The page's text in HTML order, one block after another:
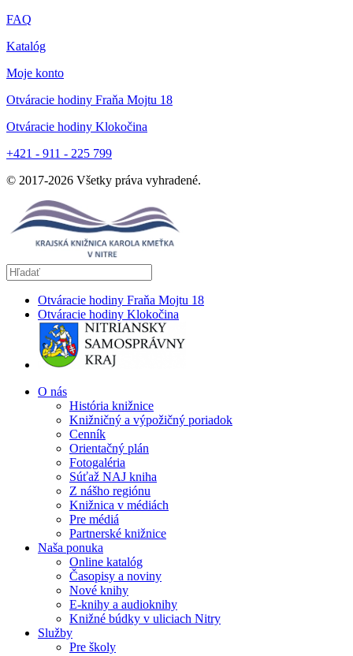
FAQ
Katalóg
Moje konto
Otváracie hodiny Fraňa Mojtu 18
Otváracie hodiny Klokočina
+421 - 911 - 225 799
© 2017-2026 Všetky práva vyhradené.
Otváracie hodiny Fraňa Mojtu 18
Otváracie hodiny Klokočina
O nás
História knižnice
Knižničný a výpožičný poriadok
Cenník
Orientačný plán
Fotogaléria
Súťaž NAJ kniha
Z nášho regiónu
Knižnica v médiách
Pre médiá
Partnerské knižnice
Naša ponuka
Online katalóg
Časopisy a noviny
Nové knihy
E-knihy a audioknihy
Knižné búdky v uliciach Nitry
Služby
Pre školy